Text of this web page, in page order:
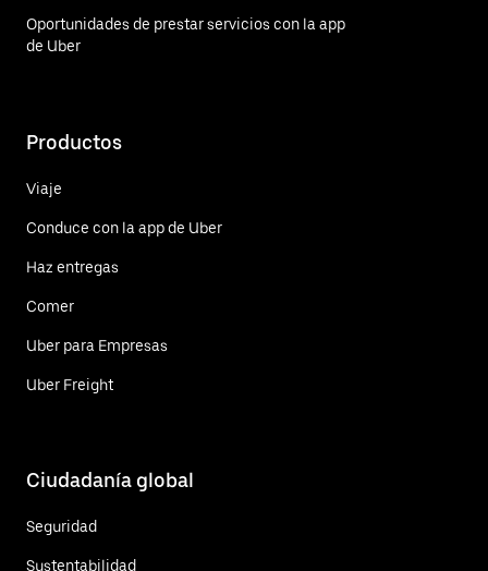
Oportunidades de prestar servicios con la app
de Uber
Productos
Viaje
Conduce con la app de Uber
Haz entregas
Comer
Uber para Empresas
Uber Freight
Ciudadanía global
Seguridad
Sustentabilidad